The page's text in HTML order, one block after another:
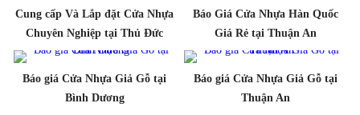
Cung cấp Và Lắp đặt Cửa Nhựa
Chuyên Nghiệp tại Thủ Đức
Báo Giá Cửa Nhựa Hàn Quốc
Giá Rẻ tại Thuận An
Báo giá Cửa Nhựa Giả Gỗ tại
Bình Dương
Báo giá Cửa Nhựa Giả Gỗ tại
Thuận An